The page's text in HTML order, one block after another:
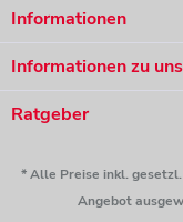
Informationen
Informationen zu
Ratgeber
* Alle Preise inkl.
Angebot